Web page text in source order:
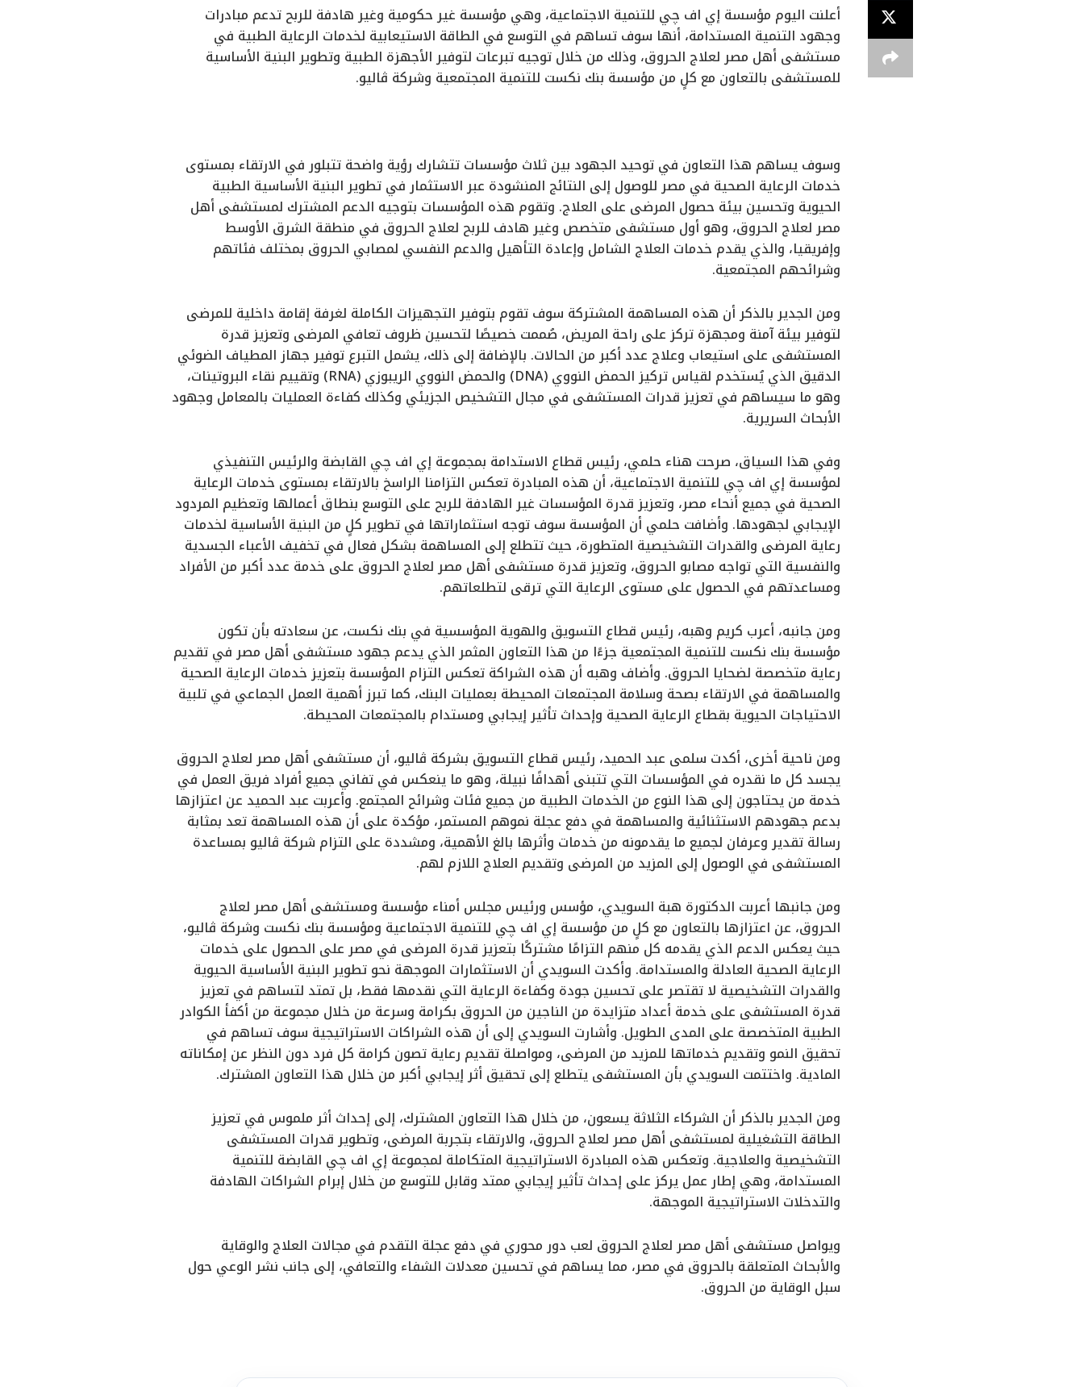
أعلنت اليوم مؤسسة إي اف چي للتنمية الاجتماعية، وهي مؤسسة غير حكومية وغير هادفة للربح تدعم مبادرات
وجهود التنمية المستدامة، أنها سوف تساهم في التوسع في الطاقة الاستيعابية لخدمات الرعاية الطبية في
مستشفى أهل مصر لعلاج الحروق، وذلك من خلال توجيه تبرعات لتوفير الأجهزة الطبية وتطوير البنية الأساسية
للمستشفى بالتعاون مع كلٍ من مؤسسة بنك نكست للتنمية المجتمعية وشركة ڤاليو.
وسوف يساهم هذا التعاون في توحيد الجهود بين ثلاث مؤسسات تتشارك رؤية واضحة تتبلور في الارتقاء بمستوى
خدمات الرعاية الصحية في مصر للوصول إلى النتائج المنشودة عبر الاستثمار في تطوير البنية الأساسية الطبية
الحيوية وتحسين بيئة حصول المرضى على العلاج. وتقوم هذه المؤسسات بتوجيه الدعم المشترك لمستشفى أهل
مصر لعلاج الحروق، وهو أول مستشفى متخصص وغير هادف للربح لعلاج الحروق في منطقة الشرق الأوسط
وإفريقيا، والذي يقدم خدمات العلاج الشامل وإعادة التأهيل والدعم النفسي لمصابي الحروق بمختلف فئاتهم
وشرائحهم المجتمعية.
ومن الجدير بالذكر أن هذه المساهمة المشتركة سوف تقوم بتوفير التجهيزات الكاملة لغرفة إقامة داخلية للمرضى
لتوفير بيئة آمنة ومجهزة تركز على راحة المريض، صُممت خصيصًا لتحسين ظروف تعافي المرضى وتعزيز قدرة
المستشفى على استيعاب وعلاج عدد أكبر من الحالات. بالإضافة إلى ذلك، يشمل التبرع توفير جهاز المطياف الضوئي
الدقيق الذي يُستخدم لقياس تركيز الحمض النووي (DNA) والحمض النووي الريبوزي (RNA) وتقييم نقاء البروتينات،
وهو ما سيساهم في تعزيز قدرات المستشفى في مجال التشخيص الجزيئي وكذلك كفاءة العمليات بالمعامل وجهود
الأبحاث السريرية.
وفي هذا السياق، صرحت هناء حلمي، رئيس قطاع الاستدامة بمجموعة إي اف چي القابضة والرئيس التنفيذي
لمؤسسة إي اف چي للتنمية الاجتماعية، أن هذه المبادرة تعكس التزامنا الراسخ بالارتقاء بمستوى خدمات الرعاية
الصحية في جميع أنحاء مصر، وتعزيز قدرة المؤسسات غير الهادفة للربح على التوسع بنطاق أعمالها وتعظيم المردود
الإيجابي لجهودها. وأضافت حلمي أن المؤسسة سوف توجه استثماراتها في تطوير كلٍ من البنية الأساسية لخدمات
رعاية المرضى والقدرات التشخيصية المتطورة، حيث تتطلع إلى المساهمة بشكل فعال في تخفيف الأعباء الجسدية
والنفسية التي تواجه مصابو الحروق، وتعزيز قدرة مستشفى أهل مصر لعلاج الحروق على خدمة عدد أكبر من الأفراد
ومساعدتهم في الحصول على مستوى الرعاية التي ترقى لتطلعاتهم.
ومن جانبه، أعرب كريم وهبه، رئيس قطاع التسويق والهوية المؤسسية في بنك نكست، عن سعادته بأن تكون
مؤسسة بنك نكست للتنمية المجتمعية جزءًا من هذا التعاون المثمر الذي يدعم جهود مستشفى أهل مصر في تقديم
رعاية متخصصة لضحايا الحروق. وأضاف وهبه أن هذه الشراكة تعكس التزام المؤسسة بتعزيز خدمات الرعاية الصحية
والمساهمة في الارتقاء بصحة وسلامة المجتمعات المحيطة بعمليات البنك، كما تبرز أهمية العمل الجماعي في تلبية
الاحتياجات الحيوية بقطاع الرعاية الصحية وإحداث تأثير إيجابي ومستدام بالمجتمعات المحيطة.
ومن ناحية أخرى، أكدت سلمى عبد الحميد، رئيس قطاع التسويق بشركة ڤاليو، أن مستشفى أهل مصر لعلاج الحروق
يجسد كل ما نقدره في المؤسسات التي تتبنى أهدافًا نبيلة، وهو ما ينعكس في تفاني جميع أفراد فريق العمل في
خدمة من يحتاجون إلى هذا النوع من الخدمات الطبية من جميع فئات وشرائح المجتمع. وأعربت عبد الحميد عن اعتزازها
بدعم جهودهم الاستثنائية والمساهمة في دفع عجلة نموهم المستمر، مؤكدة على أن هذه المساهمة تعد بمثابة
رسالة تقدير وعرفان لجميع ما يقدمونه من خدمات وأثرها بالغ الأهمية، ومشددة على التزام شركة ڤاليو بمساعدة
المستشفى في الوصول إلى المزيد من المرضى وتقديم العلاج اللازم لهم.
ومن جانبها أعربت الدكتورة هبة السويدي، مؤسس ورئيس مجلس أمناء مؤسسة ومستشفى أهل مصر لعلاج
الحروق، عن اعتزازها بالتعاون مع كلٍ من مؤسسة إي اف چي للتنمية الاجتماعية ومؤسسة بنك نكست وشركة ڤاليو،
حيث يعكس الدعم الذي يقدمه كل منهم التزامًا مشتركًا بتعزيز قدرة المرضى في مصر على الحصول على خدمات
الرعاية الصحية العادلة والمستدامة. وأكدت السويدي أن الاستثمارات الموجهة نحو تطوير البنية الأساسية الحيوية
والقدرات التشخيصية لا تقتصر على تحسين جودة وكفاءة الرعاية التي نقدمها فقط، بل تمتد لتساهم في تعزيز
قدرة المستشفى على خدمة أعداد متزايدة من الناجين من الحروق بكرامة وسرعة من خلال مجموعة من أكفأ الكوادر
الطبية المتخصصة على المدى الطويل. وأشارت السويدي إلى أن هذه الشراكات الاستراتيجية سوف تساهم في
تحقيق النمو وتقديم خدماتها للمزيد من المرضى، ومواصلة تقديم رعاية تصون كرامة كل فرد دون النظر عن إمكاناته
المادية. واختتمت السويدي بأن المستشفى يتطلع إلى تحقيق أثر إيجابي أكبر من خلال هذا التعاون المشترك.
ومن الجدير بالذكر أن الشركاء الثلاثة يسعون، من خلال هذا التعاون المشترك، إلى إحداث أثر ملموس في تعزيز
الطاقة التشغيلية لمستشفى أهل مصر لعلاج الحروق، والارتقاء بتجربة المرضى، وتطوير قدرات المستشفى
التشخيصية والعلاجية. وتعكس هذه المبادرة الاستراتيجية المتكاملة لمجموعة إي اف چي القابضة للتنمية
المستدامة، وهي إطار عمل يركز على إحداث تأثير إيجابي ممتد وقابل للتوسع من خلال إبرام الشراكات الهادفة
والتدخلات الاستراتيجية الموجهة.
ويواصل مستشفى أهل مصر لعلاج الحروق لعب دور محوري في دفع عجلة التقدم في مجالات العلاج والوقاية
والأبحاث المتعلقة بالحروق في مصر، مما يساهم في تحسين معدلات الشفاء والتعافي، إلى جانب نشر الوعي حول
سبل الوقاية من الحروق.